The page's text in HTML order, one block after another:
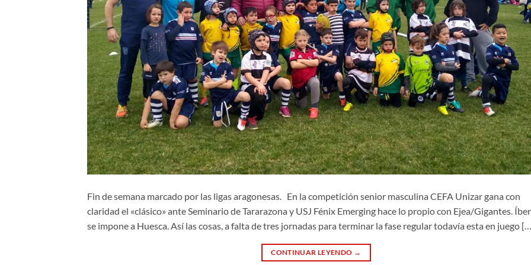
Fin de semana marcado por las ligas aragonesas. En la competición senior masculina CEFA Unizar gana con
claridad el «clásico» ante Seminario de Tararazona y USJ Fénix Emerging hace lo propio con Ejea/Gigantes.
se impone a Huesca. Así las cosas, a falta de tres jornadas para terminar la fase regular todavía esta en juego
CONTINUAR LEYENDO →